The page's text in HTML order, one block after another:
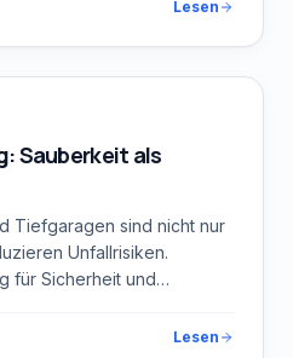
Lesen
Sauberkeit als
Tiefgaragen sind nicht nur
Unfallrisiken.
für Sicherheit und
Lesen